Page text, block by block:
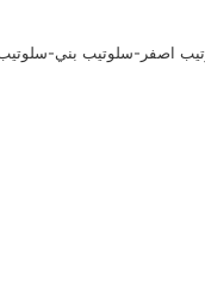
اصفر-سلوتيب بني-